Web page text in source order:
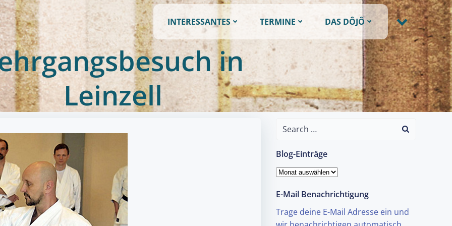
INTERESSANTES TERMINE DAS DÔJÔ
in
Leinzell
Search
Blog-Einträge
Blog-
E-Mail Benachrichtigung
Trage deine E-Mail Adresse ein und